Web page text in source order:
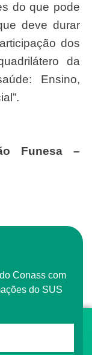
do que pode
deve durar
dos
da
Ensino,
do SUS